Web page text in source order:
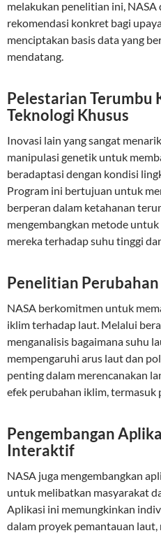
melakukan penelitian ini, NASA
rekomendasi konkret bagi
menciptakan basis data yang
mendatang.
Pelestarian Terumbu
Teknologi Khusus
Inovasi lain yang sangat
manipulasi genetik untuk
beradaptasi dengan kondisi
Program ini bertujuan untuk
berperan dalam ketahanan
mengembangkan metode
mereka terhadap suhu tinggi
Penelitian
NASA berkomitmen untuk
iklim terhadap laut. Melalui
menganalisis bagaimana suhu
mempengaruhi arus laut dan
penting dalam merencanakan
efek perubahan iklim,
Pengembangan
Interaktif
NASA juga mengembangkan
untuk melibatkan masyarakat
Aplikasi ini memungkinkan
dalam proyek pemantauan